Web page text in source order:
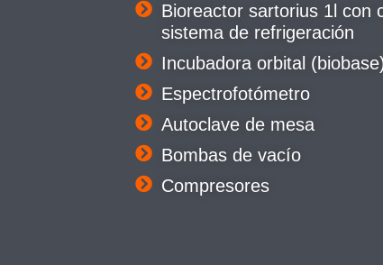
Bioreactor sartorius 1l con
sistema de refrigeración
Incubadora orbital
Espectrofotómetro
Autoclave de mesa
Bombas de vacío
Compresores